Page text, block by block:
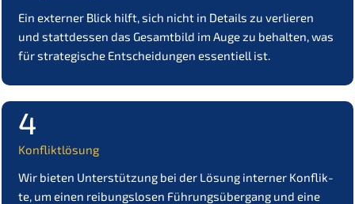
Ein exter­ner Blick hilft, sich nicht in Details zu verlie­ren
und statt­des­sen das Gesamt­bild im Auge zu behal­ten, was
für strate­gi­sche Entschei­dun­gen essen­ti­ell ist.
4
Konflikt­lö­sung
Wir bieten Unter­stüt­zung bei der Lösung inter­ner Konflik­
te, um einen reibungs­lo­sen Führungs­über­gang und eine